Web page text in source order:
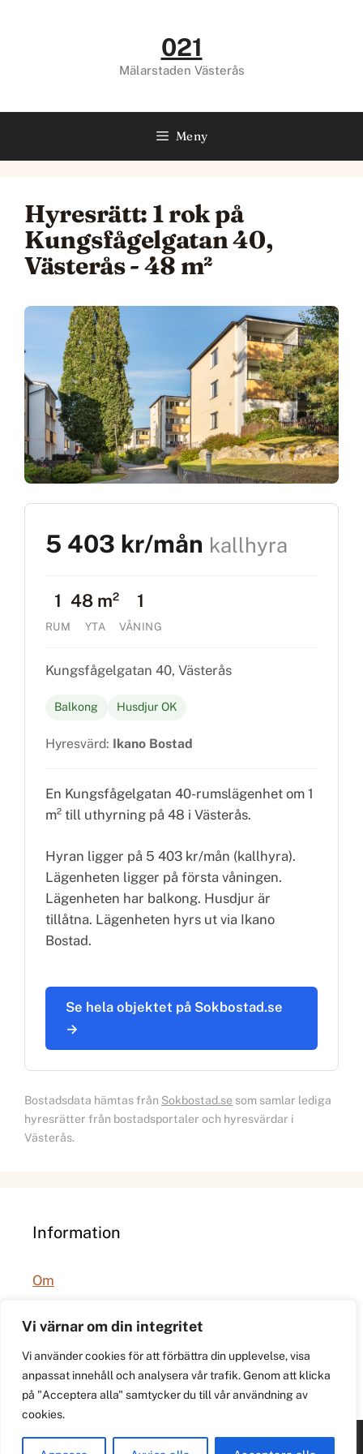
Vi värnar om din integritet
Vi använder cookies för att förbättra din upplevelse, visa
anpassat innehåll och analysera vår trafik. Genom att klicka
på "Acceptera alla" samtycker du till vår användning av
cookies.
021
Mälarstaden Västerås
Meny
Hyresrätt: 1 rok på
Kungsfågelgatan 40,
Västerås - 48 m²
5 403 kr/mån kallhyra
1
RUM
48 m²
YTA
1
VÅNING
Kungsfågelgatan 40, Västerås
Balkong Husdjur OK
Hyresvärd: Ikano Bostad
En Kungsfågelgatan 40-rumslägenhet om 1
m² till uthyrning på 48 i Västerås.
Hyran ligger på 5 403 kr/mån (kallhyra).
Lägenheten ligger på första våningen.
Lägenheten har balkong. Husdjur är
tillåtna. Lägenheten hyrs ut via Ikano
Bostad.
Se hela objektet på Sokbostad.se
→
Bostadsdata hämtas från Sokbostad.se som samlar lediga
hyresrätter från bostadsportaler och hyresvärdar i
Västerås.
Information
Om